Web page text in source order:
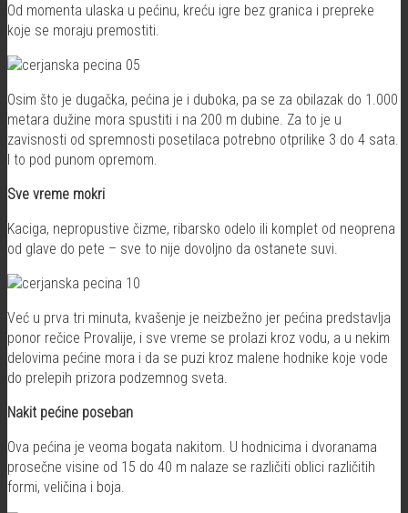
Od momenta ulaska u pećinu, kreću igre bez granica i prepreke
koje se moraju premostiti.
Osim što je dugačka, pećina je i duboka, pa se za obilazak do 1.000
metara dužine mora spustiti i na 200 m dubine. Za to je u
zavisnosti od spremnosti posetilaca potrebno otprilike 3 do 4 sata.
I to pod punom opremom.
Sve vreme mokri
Kaciga, nepropustive čizme, ribarsko odelo ili komplet od neoprena
od glave do pete – sve to nije dovoljno da ostanete suvi.
Već u prva tri minuta, kvašenje je neizbežno jer pećina predstavlja
ponor rečice Provalije, i sve vreme se prolazi kroz vodu, a u nekim
delovima pećine mora i da se puzi kroz malene hodnike koje vode
do prelepih prizora podzemnog sveta.
Nakit pećine poseban
Ova pećina je veoma bogata nakitom. U hodnicima i dvoranama
prosečne visine od 15 do 40 m nalaze se različiti oblici različitih
formi, veličina i boja.